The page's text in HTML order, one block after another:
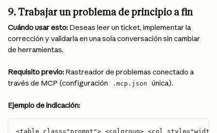
9. Trabajar un problema de principio a fin
Cuándo usar esto: Deseas leer un ticket, implementar la
corrección y validarla en una sola conversación sin cambiar
de herramientas.
Requisito previo: Rastreador de problemas conectado a
través de MCP (configuración
.mcp.json única).
Ejemplo de indicación:
<table class="prompt"> <colgroup> <col